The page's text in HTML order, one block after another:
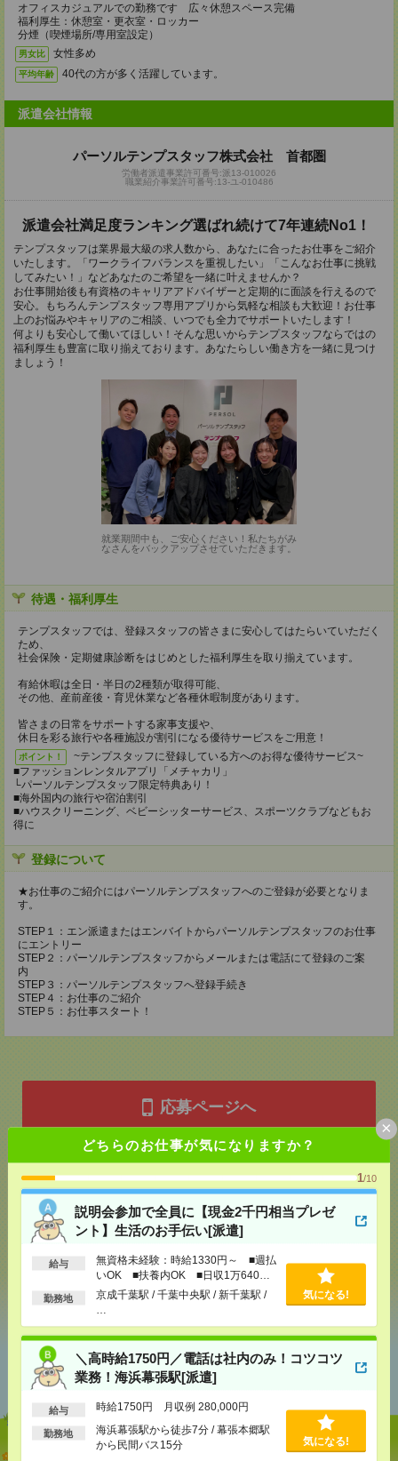
どちらのお仕事が気になりますか？
1/10
説明会参加で全員に【現金2千円相当プレゼ
ント】生活のお手伝い[派遣]
給与
無資格未経験：時給1330円～ ■週払
いOK ■扶養内OK ■日収1万640円
以上
勤務地
京成千葉駅 / 千葉中央駅 / 新千葉駅 /
気になる!
＼高時給1750円／電話は社内のみ！コツコツ
業務！海浜幕張駅[派遣]
給与 時給1750円 月収例 280,000円
勤務地
海浜幕張駅から徒歩7分 / 幕張本郷駅
から民間バス15分
気になる!
×
オフィスカジュアルでの勤務です 広々休憩スペース完備
福利厚生：休憩室・更衣室・ロッカー
分煙（喫煙場所/専用室設定）
男女比 女性多め
平均年齢 40代の方が多く活躍しています。
派遣会社情報
パーソルテンプスタッフ株式会社 首都圏
労働者派遣事業許可番号:派13-010026
職業紹介事業許可番号:13-ユ-010486
派遣会社満足度ランキング選ばれ続けて7年連続No1！
テンプスタッフは業界最大級の求人数から、あなたに合ったお仕事をご紹介
いたします。「ワークライフバランスを重視したい」「こんなお仕事に挑戦
してみたい！」などあなたのご希望を一緒に叶えませんか？
お仕事開始後も有資格のキャリアアドバイザーと定期的に面談を行えるので
安心。もちろんテンプスタッフ専用アプリから気軽な相談も大歓迎！お仕事
上のお悩みやキャリアのご相談、いつでも全力でサポートいたします！
何よりも安心して働いてほしい！そんな思いからテンプスタッフならではの
福利厚生も豊富に取り揃えております。あなたらしい働き方を一緒に見つけ
ましょう！
就業期間中も、ご安心ください！私たちがみ
なさんをバックアップさせていただきます。
待遇・福利厚生
テンプスタッフでは、登録スタッフの皆さまに安心してはたらいていただく
ため、
社会保険・定期健康診断をはじめとした福利厚生を取り揃えています。
有給休暇は全日・半日の2種類が取得可能、
その他、産前産後・育児休業など各種休暇制度があります。
皆さまの日常をサポートする家事支援や、
休日を彩る旅行や各種施設が割引になる優待サービスをご用意！
ポイント！
~テンプスタッフに登録している方へのお得な優待サービス~
■ファッションレンタルアプリ「メチャカリ」
└パーソルテンプスタッフ限定特典あり！
■海外国内の旅行や宿泊割引
■ハウスクリーニング、ベビーシッターサービス、スポーツクラブなどもお
得に
登録について
★お仕事のご紹介にはパーソルテンプスタッフへのご登録が必要となりま
す。
STEP１：エン派遣またはエンバイトからパーソルテンプスタッフのお仕事
にエントリー
STEP２：パーソルテンプスタッフからメールまたは電話にて登録のご案
内
STEP３：パーソルテンプスタッフへ登録手続き
STEP４：お仕事のご紹介
STEP５：お仕事スタート！
応募ページへ
気になる！
メール で送る
シェア ツイート ブックマーク
あなたの閲覧履歴からの
おすすめ
説明会参加で全員に【現金2千円相当プレゼント】生